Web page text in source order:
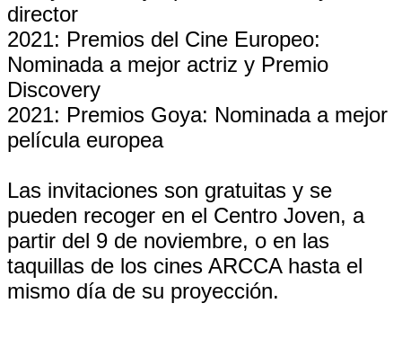
director
2021: Premios del Cine Europeo:
Nominada a mejor actriz y Premio
Discovery
2021: Premios Goya: Nominada a mejor
película europea
Las invitaciones son gratuitas y se
pueden recoger en el Centro Joven, a
partir del 9 de noviembre, o en las
taquillas de los cines ARCCA hasta el
mismo día de su proyección.